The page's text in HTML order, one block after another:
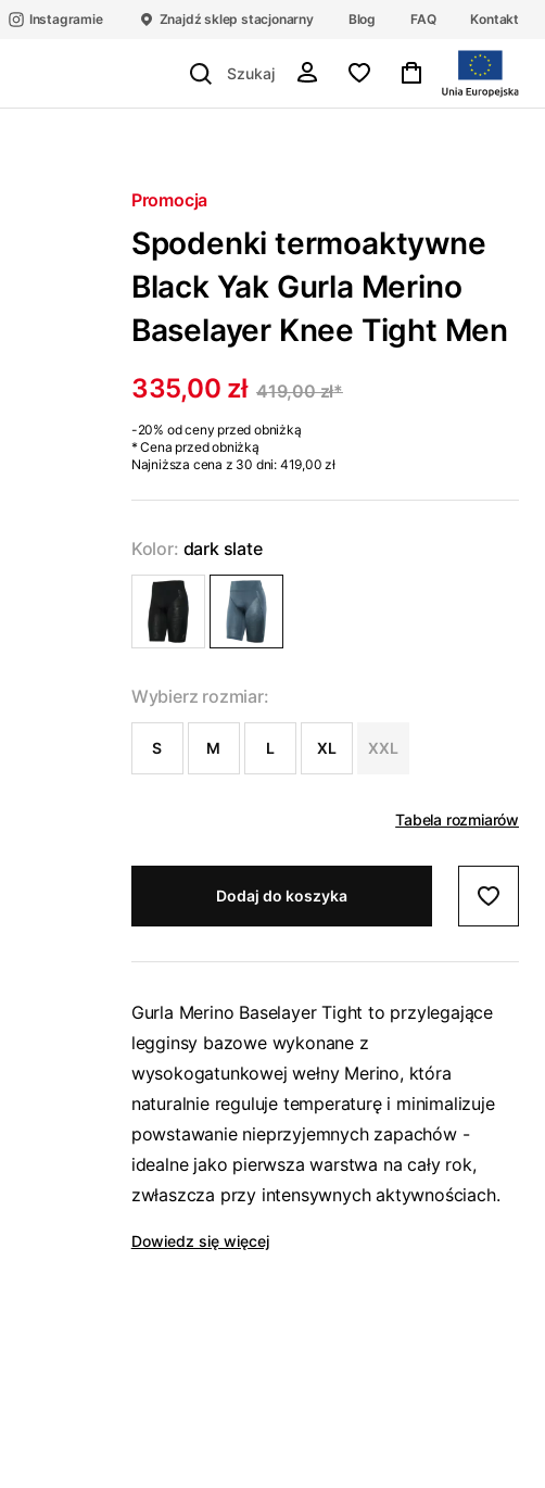
Instagramie Znajdź sklep stacjonarny Blog FAQ Kontakt
Promocja
Spodenki termoaktywne
Black Yak Gurla Merino
Baselayer Knee Tight Men
335,00 zł 419,00 zł*
-20% od ceny przed obniżką
* Cena przed obniżką
Najniższa cena z 30 dni: 419,00 zł
Kolor: dark slate
Wybierz rozmiar:
S M L XL XXL
Tabela rozmiarów
Dodaj do koszyka
Gurla Merino Baselayer Tight to przylegające
legginsy bazowe wykonane z
wysokogatunkowej wełny Merino, która
naturalnie reguluje temperaturę i minimalizuje
powstawanie nieprzyjemnych zapachów -
idealne jako pierwsza warstwa na cały rok,
zwłaszcza przy intensywnych aktywnościach.
Dowiedz się więcej